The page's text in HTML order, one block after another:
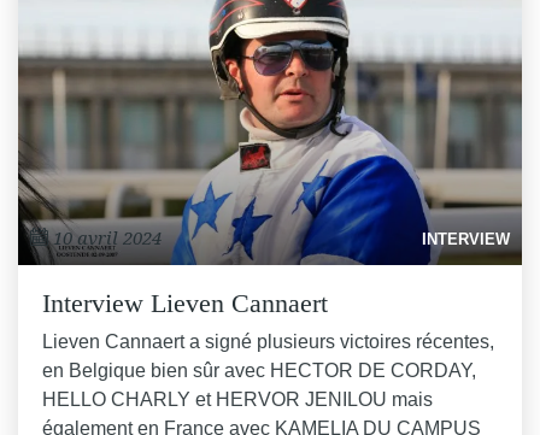
10 avril 2024 INTERVIEW
Interview Lieven Cannaert
Lieven Cannaert a signé plusieurs victoires récentes,
en Belgique bien sûr avec HECTOR DE CORDAY,
HELLO CHARLY et HERVOR JENILOU mais
également en France avec KAMELIA DU CAMPUS